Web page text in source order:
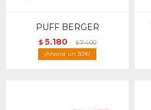
PUFF BERGER
$ 5.180 $7.400
30